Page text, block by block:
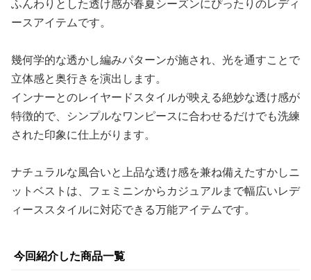
ふんわりとした透け感が春夏シーズンにぴったりのレディ
ースアイテムです。
幾何学的な透かし編みパターンが施され、光を通すことで
立体感と奥行きを演出します。
インナーとのレイヤードスタイルが映える絶妙な透け感が
特徴的で、シンプルなワンピースに合わせるだけでも洗練
された印象に仕上がります。
ナチュラルな風合いと上品な透け感を兼ね備えたすかしニ
ットベストは、フェミニンからカジュアルまで幅広いレデ
ィーススタイルに対応できる万能アイテムです。
今回紹介した商品一覧